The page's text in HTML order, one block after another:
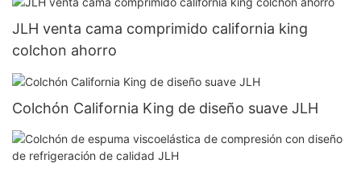
JLH venta cama comprimido california king
colchon ahorro
Colchón California King de diseño suave JLH